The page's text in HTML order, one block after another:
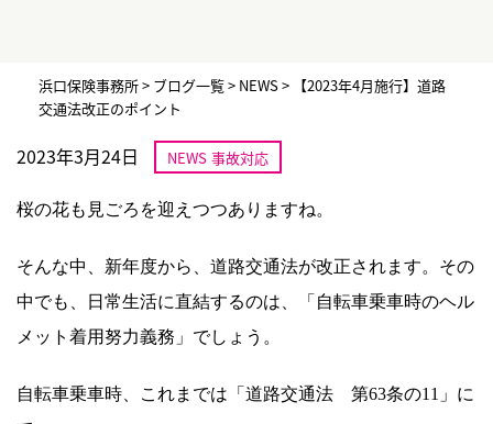
浜口保険事務所> ブログ一覧> NEWS> 【2023年4月施行】道路
交通法改正のポイント
2023年3月24日 NEWS 事故対応
桜の花も見ごろを迎えつつありますね。
そんな中、新年度から、道路交通法が改正されます。その
中でも、日常生活に直結するのは、「自転車乗車時のヘル
メット着用努力義務」でしょう。
自転車乗車時、これまでは「道路交通法 第63条の11」に